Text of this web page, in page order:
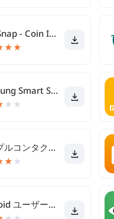
CoinSnap - Coin Identifier
★★
Samsung Smart Switch Mobile
★ ★
シンプルコンタクト プロ 連絡先を管理するアドレス帳アプリ
★ ★
Android ユーザー補助設定ツール